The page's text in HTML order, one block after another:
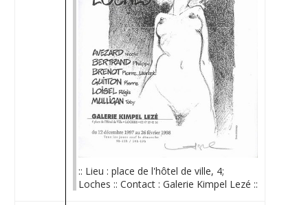
:: Lieu : place de l'hôtel de ville, 4;
Loches :: Contact : Galerie Kimpel Lezé ::